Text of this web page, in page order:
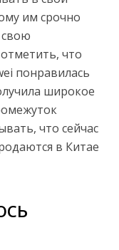
им срочно
что
понравилась
широкое
что сейчас
в Китае